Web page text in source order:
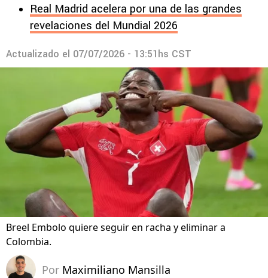
Real Madrid acelera por una de las grandes
revelaciones del Mundial 2026
Actualizado el 07/07/2026 - 13:51hs CST
Breel Embolo quiere seguir en racha y eliminar a
Colombia.
Por Maximiliano Mansilla